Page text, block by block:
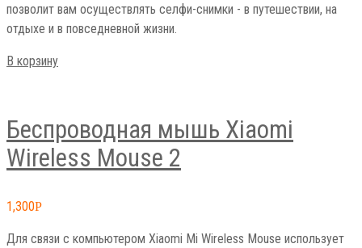
позволит вам осуществлять селфи-снимки - в путешествии, на
отдыхе и в повседневной жизни.
В корзину
Беспроводная мышь Xiaomi
Wireless Mouse 2
1,300Р
Для связи с компьютером Xiaomi Mi Wireless Mouse использует